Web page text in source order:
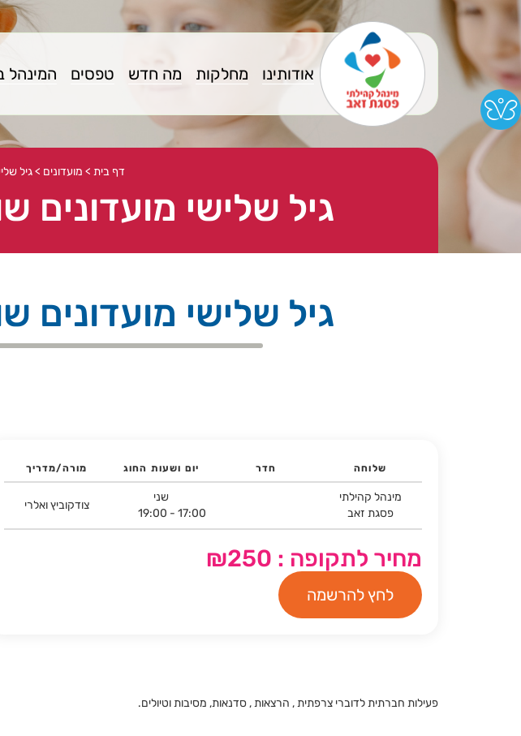
אודותינו מחלקות מה חדש טפסים המינהל
דף בית > מועדונים >גיל
גיל שלישי מועדונים
גיל שלישי מועדונים
שלוחה חדר יום ושעות החוג מורה/מדריך
מינהל קהילתי
פסגת זאב
שני
19:00 - 17:00
צודקוביץ ואלרי
מחיר לתקופה : ₪250
לחץ להרשמה
פעילות חברתית לדוברי צרפתית , הרצאות , סדנאות, מסיבות וטיולים.